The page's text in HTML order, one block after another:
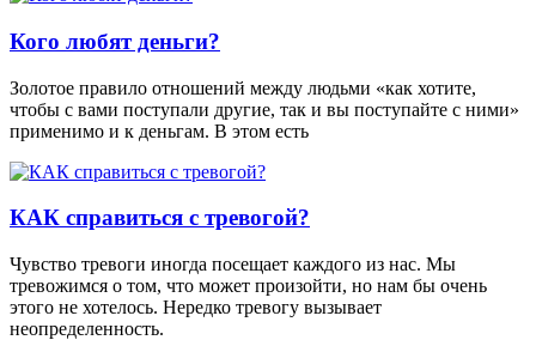
Кого любят деньги?
Золотое правило отношений между людьми «как хотите,
чтобы с вами поступали другие, так и вы поступайте с ними»
применимо и к деньгам. В этом есть
КАК справиться с тревогой?
Чувство тревоги иногда посещает каждого из нас. Мы
тревожимся о том, что может произойти, но нам бы очень
этого не хотелось. Нередко тревогу вызывает
неопределенность.